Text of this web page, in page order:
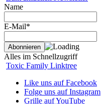
Name
E-Mail*
Alles im Schnellzugriff
Toxic Family Linktree
Like uns auf Facebook
Folge uns auf Instagram
Grille auf YouTube